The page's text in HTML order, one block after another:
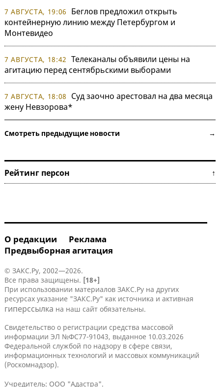
7 АВГУСТА, 19:06
Беглов предложил открыть
контейнерную линию между Петербургом и
Монтевидео
7 АВГУСТА, 18:42 Телеканалы объявили цены на
агитацию перед сентябрьскими выборами
7 АВГУСТА, 18:08
Суд заочно арестовал на два месяца
жену Невзорова*
Смотреть предыдущие новости →
Рейтинг персон ↑
О редакции
Реклама
Предвыборная агитация
© ЗАКС.Ру, 2002—2026.
Все права защищены. [18+]
При использовании материалов ЗАКС.Ру на других
ресурсах указание "ЗАКС.Ру" как источника и активная
гиперссылка на наш сайт обязательны.
Свидетельство о регистрации средства массовой
информации ЭЛ №ФС77-91043, выданное 10.03.2026
Федеральной службой по надзору в сфере связи,
информационных технологий и массовых коммуникаций
(Роскомнадзор).
Учредитель: ООО "Адастра".